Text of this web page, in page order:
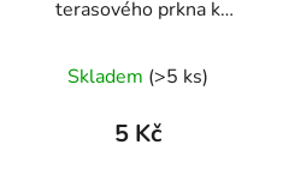
terasového prkna k
WPC prken s černým
šroubem
Skladem (>5 ks)
5 Kč